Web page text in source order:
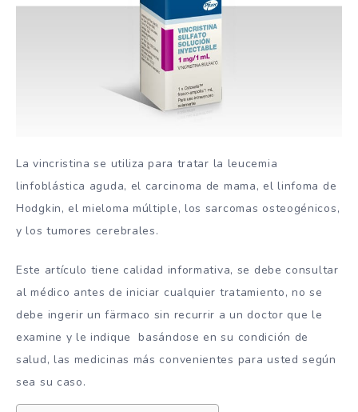
La vincristina se utiliza para tratar la leucemia
linfoblástica aguda, el carcinoma de mama, el linfoma de
Hodgkin, el mieloma múltiple, los sarcomas osteogénicos,
y los tumores cerebrales.
Este artículo tiene calidad informativa, se debe consultar
al médico antes de iniciar cualquier tratamiento, no se
debe ingerir un färmaco sin recurrir a un doctor que le
examine y le indique basándose en su condición de
salud, las medicinas más convenientes para usted según
sea su caso.